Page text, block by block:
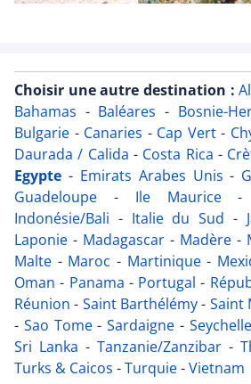
Choisir une autre destination :
Bahamas - Baléares - Bosnie-
Bulgarie - Canaries - Cap Vert-
Daurada / Calida - Costa Rica -
Egypte - Emirats Arabes Unis -
Guadeloupe - Ile Maurice-
Indonésie/Bali - Italie du Sud -
Laponie - Madagascar - Madère -
Malte - Maroc - Martinique-
Oman - Panama - Portugal -
Réunion - Saint Barthélémy- Saint
- Sao Tome-Sardaigne -
Sri Lanka - Tanzanie/Zanzibar -
Turks & Caicos -Turquie-Vietnam